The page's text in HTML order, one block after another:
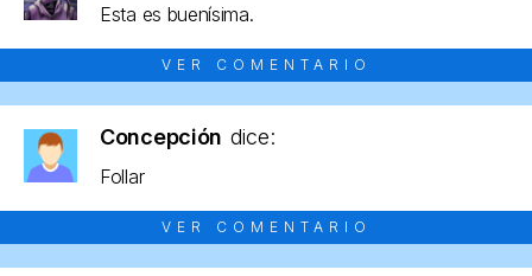
Esta es buenísima.
VER COMENTARIO
Concepción dice:
Follar
VER COMENTARIO